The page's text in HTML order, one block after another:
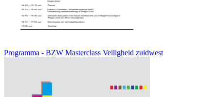
Programma - BZW Masterclass Veiligheid zuidwest